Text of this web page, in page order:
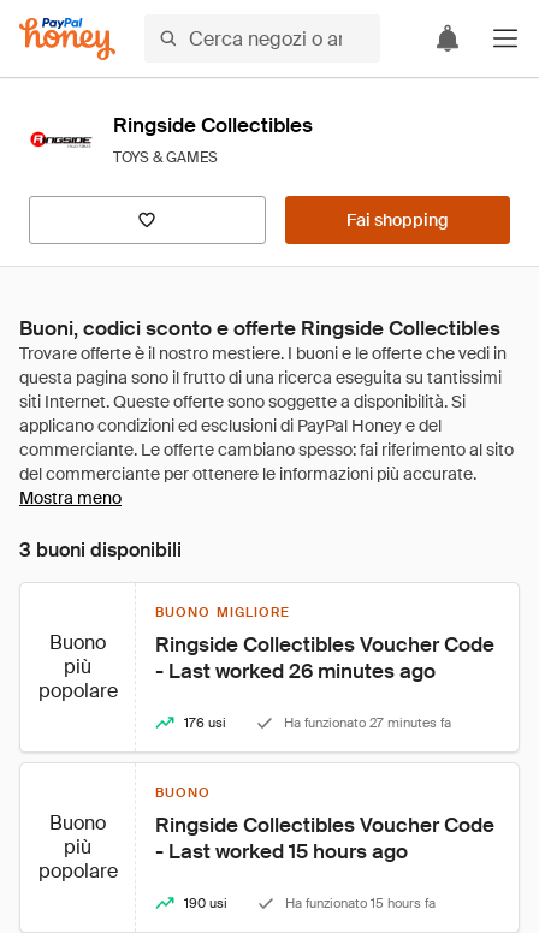
Ringside Collectibles
TOYS & GAMES
Fai shopping
Buoni, codici sconto e offerte Ringside Collectibles
Mostra meno
3 buoni disponibili
Buono
più
popolare
BUONO MIGLIORE
Ringside Collectibles Voucher Code
- Last worked 26 minutes ago
176 usi Ha funzionato 27 minutes fa
Buono
più
popolare
BUONO
Ringside Collectibles Voucher Code
- Last worked 15 hours ago
190 usi Ha funzionato 15 hours fa